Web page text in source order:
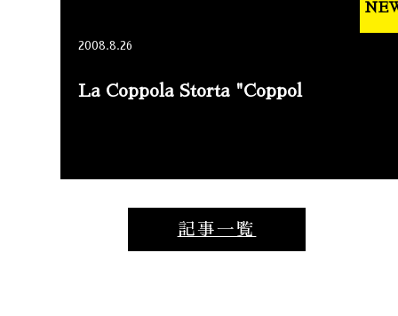
2008.8.26
La Coppola Storta "Coppol
記事一覧